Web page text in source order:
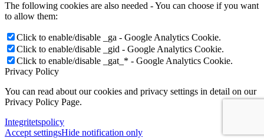
The following cookies are also needed - You can choose if you want
to allow them:
Click to enable/disable _ga - Google Analytics Cookie.
Click to enable/disable _gid - Google Analytics Cookie.
Click to enable/disable _gat_* - Google Analytics Cookie.
Privacy Policy
You can read about our cookies and privacy settings in detail on our
Privacy Policy Page.
Integritetspolicy
Accept settingsHide notification only